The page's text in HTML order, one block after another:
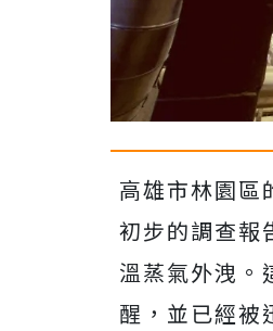
高雄市林園區
初步的調查報
溫蒸氣外洩。
醒，並已經被